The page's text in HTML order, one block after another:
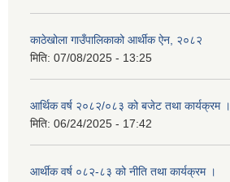
काठेखोला गाउँपालिकाको आर्थीक ऐन, २०८२
मिति: 07/08/2025 - 13:25
आर्थिक वर्ष २०८२/०८३ को बजेट तथा कार्यक्रम ।
मिति: 06/24/2025 - 17:42
आर्थीक वर्ष ०८२-८३ को नीति तथा कार्यक्रम ।